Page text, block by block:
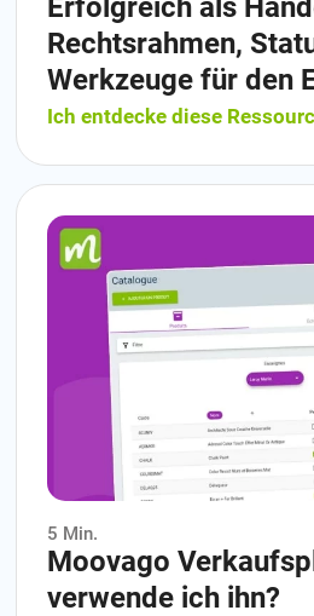
Erfolgreich als
Rechtsrahmen,
Werkzeuge für den
Ich entdecke diese
5 Min.
Moovago
verwende ich ihn?